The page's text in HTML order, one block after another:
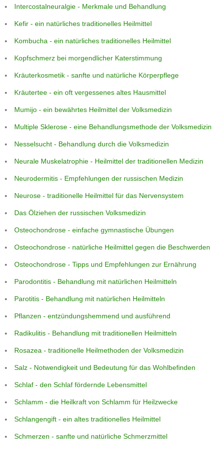
Intercostalneuralgie - Merkmale und Behandlung
Kefir - ein natürliches traditionelles Heilmittel
Kombucha - ein natürliches traditionelles Heilmittel
Kopfschmerz bei morgendlicher Katerstimmung
Kräuterkosmetik - sanfte und natürliche Körperpflege
Kräutertee - ein oft vergessenes altes Hausmittel
Mumijo - ein bewährtes Heilmittel der Volksmedizin
Multiple Sklerose - eine Behandlungsmethode der Volksmedizin
Nesselsucht - Behandlung durch die Volksmedizin
Neurale Muskelatrophie - Heilmittel der traditionellen Medizin
Neurodermitis - Empfehlungen der russischen Medizin
Neurose - traditionelle Heilmittel für das Nervensystem
Das Ölziehen der russischen Volksmedizin
Osteochondrose - einfache gymnastische Übungen
Osteochondrose - natürliche Heilmittel gegen die Beschwerden
Osteochondrose - Tipps und Empfehlungen zur Ernährung
Parodontitis - Behandlung mit natürlichen Heilmitteln
Parotitis - Behandlung mit natürlichen Heilmitteln
Pflanzen - entzündungshemmend und ausführend
Radikulitis - Behandlung mit traditionellen Heilmitteln
Rosazea - traditionelle Heilmethoden der Volksmedizin
Salz - Notwendigkeit und Bedeutung für das Wohlbefinden
Schlaf - den Schlaf fördernde Lebensmittel
Schlamm - die Heilkraft von Schlamm für Heilzwecke
Schlangengift - ein altes traditionelles Heilmittel
Schmerzen - sanfte und natürliche Schmerzmittel